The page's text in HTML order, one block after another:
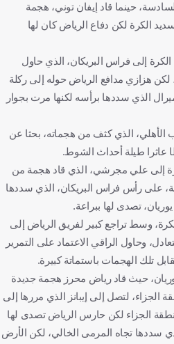
حينما قاد إيفان توني، هجمة
الكرة لكن دفاع الرياض كان لها
إلى فراس البريكان، الذي حاول
لكن هزازي مدافع الرياض حوله إلى ركلة
الذي سددها برأسه لكنها مرت بجوار
الأهلي، الذي كثف من هجماته، بحثا عن
عاثرا طيلة أحداث الشوط.
وصلت الكرة إلى علي مجرشي، الذي قاد هجمة من
على رأس فراس البريكان، الذي سددها
تصدى لها ببراعة.
وسط تراجع كبير لفريق الرياض إلى
وحاول الراقي الاعتماد على التمرير
تلك الهجمات باستماتة كبيرة.
حيث قاد رياض محرز هجمة جديدة
منطقة الجزاء، لتصل إلى إيبانز الذي مررها إلى
الجزاء لكن حارس الرياض تصدى لها
سددها تجاه المرمى الخالي، لكن الأرض